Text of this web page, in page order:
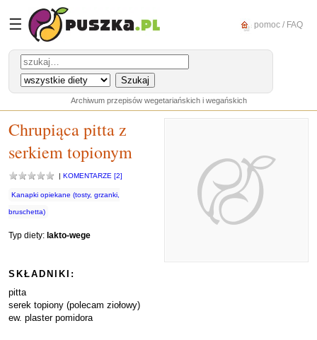
☰ pomoc / FAQ
Archiwum przepisów wegetariańskich i wegańskich
Chrupiąca pitta z
serkiem topionym
| KOMENTARZE [2]
Kanapki opiekane (tosty, grzanki,
bruschetta)
Typ diety: lakto-wege
SKŁADNIKI:
pitta
serek topiony (polecam ziołowy)
ew. plaster pomidora